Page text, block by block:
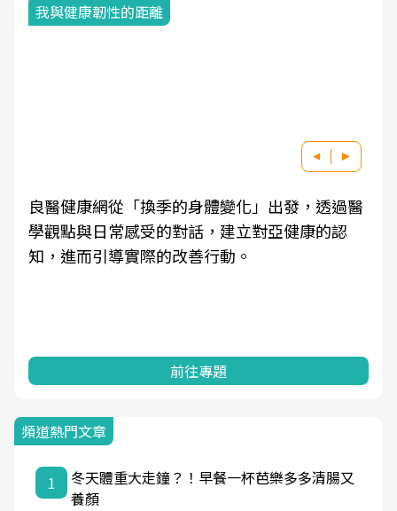
我與健康韌性的距離
良醫健康網從「換季的身體變化」出發，透過醫
學觀點與日常感受的對話，建立對亞健康的認
知，進而引導實際的改善行動。
前往專題
頻道熱門文章
1
冬天體重大走鐘？！早餐一杯芭樂多多清腸又
養顏